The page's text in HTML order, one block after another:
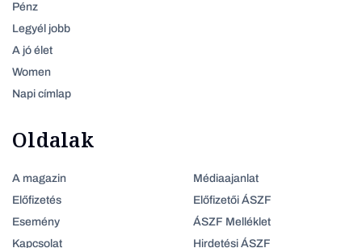
Pénz
Legyél jobb
A jó élet
Women
Napi címlap
Oldalak
A magazin
Előfizetés
Esemény
Kapcsolat
Médiaajanlat
Előfizetői ÁSZF
ÁSZF Melléklet
Hirdetési ÁSZF